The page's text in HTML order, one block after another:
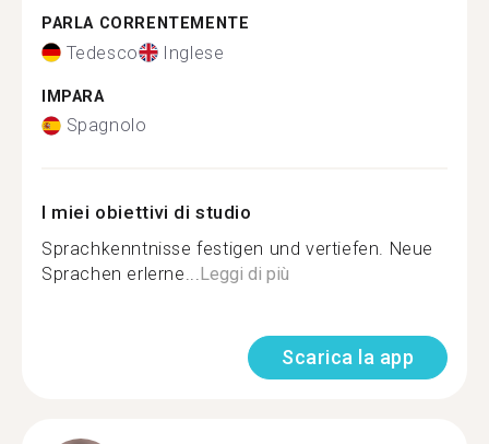
PARLA CORRENTEMENTE
Tedesco Inglese
IMPARA
Spagnolo
I miei obiettivi di studio
Sprachkenntnisse festigen und vertiefen. Neue
Sprachen erlerne...Leggi di più
Scarica la app